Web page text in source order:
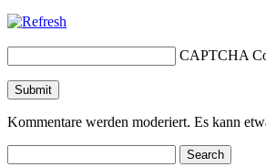
CAPTCHA
Kommentare werden moderiert. Es kann